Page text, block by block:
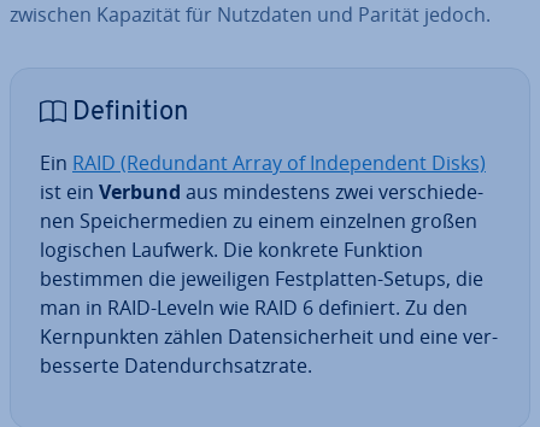
zwischen Kapazität für Nutzdaten und Parität jedoch.
De­fi­ni­ti­on
Ein RAID (Redundant Array of In­de­pen­dent Disks)
ist ein Verbund aus min­des­tens zwei ver­schie­de­
nen Spei­cher­me­di­en zu einem einzelnen großen
logischen Laufwerk. Die konkrete Funktion
bestimmen die je­wei­li­gen Fest­plat­ten-Setups, die
man in RAID-Leveln wie RAID 6 definiert. Zu den
Kern­punk­ten zählen Da­ten­si­cher­heit und eine ver­
bes­ser­te Da­ten­durch­satz­ra­te.